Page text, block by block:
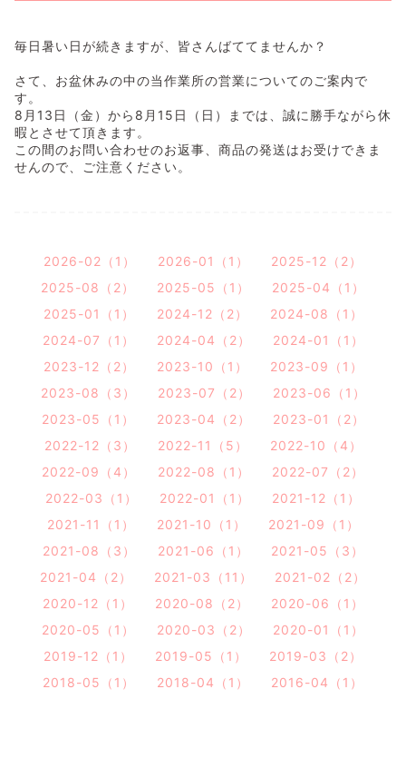
毎日暑い日が続きますが、皆さんばててませんか？
さて、お盆休みの中の当作業所の営業についてのご案内で
す。
8月13日（金）から8月15日（日）までは、誠に勝手ながら休
暇とさせて頂きます。
この間のお問い合わせのお返事、商品の発送はお受けできま
せんので、ご注意ください。
2026-02（1） 2026-01（1）
2025-12（2）
2025-08（2）
2025-05（1）
2025-04（1）
2025-01（1）
2024-12（2）
2024-08（1）
2024-07（1）
2024-04（2）
2024-01（1）
2023-12（2）
2023-10（1）
2023-09（1）
2023-08（3）
2023-07（2）
2023-06（1）
2023-05（1）
2023-04（2）
2023-01（2）
2022-12（3）
2022-11（5）
2022-10（4）
2022-09（4）
2022-08（1）
2022-07（2）
2022-03（1）
2022-01（1）
2021-12（1）
2021-11（1）
2021-10（1）
2021-09（1）
2021-08（3）
2021-06（1）
2021-05（3）
2021-04（2）
2021-03（11）
2021-02（2）
2020-12（1）
2020-08（2）
2020-06（1）
2020-05（1）
2020-03（2）
2020-01（1）
2019-12（1）
2019-05（1）
2019-03（2）
2018-05（1）
2018-04（1） 2016-04（1）